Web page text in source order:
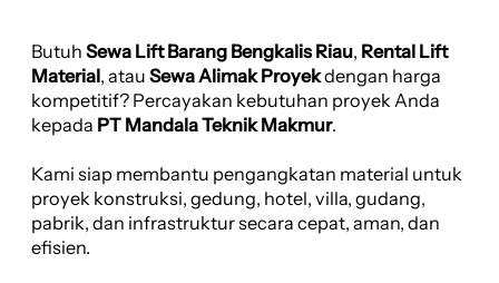
Butuh Sewa Lift Barang Bengkalis Riau, Rental Lift
Material, atau Sewa Alimak Proyekdengan harga
kompetitif? Percayakan kebutuhan proyek Anda
kepada PT Mandala Teknik Makmur.
Kami siap membantu pengangkatan material untuk
proyek konstruksi, gedung, hotel, villa, gudang,
pabrik, dan infrastruktur secara cepat, aman, dan
efisien.